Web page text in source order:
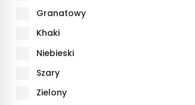
Granatowy
Khaki
Niebieski
Szary
Zielony